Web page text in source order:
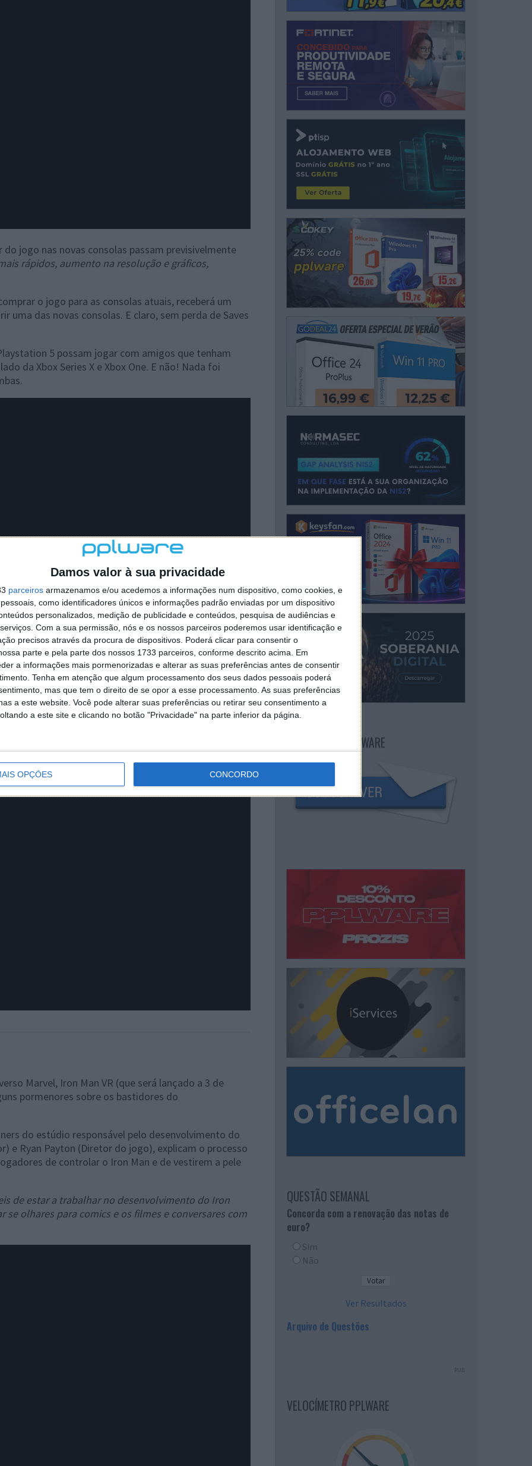
Damos valor à sua privacidade
parceiros armazenamos e/ou acedemos a informações num dispositivo, como cookies, e
como identificadores únicos e informações padrão enviadas por um dispositivo
personalizados, medição de publicidade e conteúdos, pesquisa de audiências e
Com a sua permissão, nós e os nossos parceiros poderemos usar identificação e
precisos através da procura de dispositivos. Poderá clicar para consentir o
parte e pela parte dos nossos 1733 parceiros, conforme descrito acima. Em
a informações mais pormenorizadas e alterar as suas preferências antes de consentir
Tenha em atenção que algum processamento dos seus dados pessoais poderá
mas que tem o direito de se opor a esse processamento. As suas preferências
a este website. Você pode alterar suas preferências ou retirar seu consentimento a
a este site e clicando no botão "Privacidade" na parte inferior da página.
OPÇÕES CONCORDO
jogo nas novas consolas passam previsivelmente
rápidos, aumento na resolução e gráficos,
o jogo para as consolas atuais, receberá um
das novas consolas. E claro, sem perda de Saves
5 possam jogar com amigos que tenham
da Xbox Series X e Xbox One. E não! Nada foi
que apresenta uma história original, mas
do grande ecrã. Apesar de se poder jogar a solo,
de se jogar cooperativamente com até 4 amigos.
evolução das personagens conforme os seus
novas, poderes ainda mais poderosos,
(tanto estético como funcional) para personalizar
Marvel, Iron Man VR (que será lançado a 3 de
pormenores sobre os bastidores do
do estúdio responsável pelo desenvolvimento do
e Ryan Payton (Diretor do jogo), explicam o processo
de controlar o Iron Man e de vestirem a pele
de estar a trabalhar no desenvolvimento do Iron
se olhares para comics e os filmes e conversares com
NEWSLETTER PPLWARE
QUESTÃO SEMANAL
Concorda com a renovação das notas de
euro?
Sim
Não
Ver Resultados
Arquivo de Questões
PUB
VELOCÍMETRO PPLWARE